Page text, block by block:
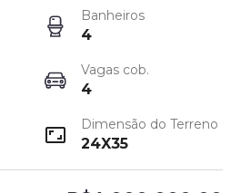
Banheiros
4
Vagas cob.
4
Dimensão do Terreno
24X35